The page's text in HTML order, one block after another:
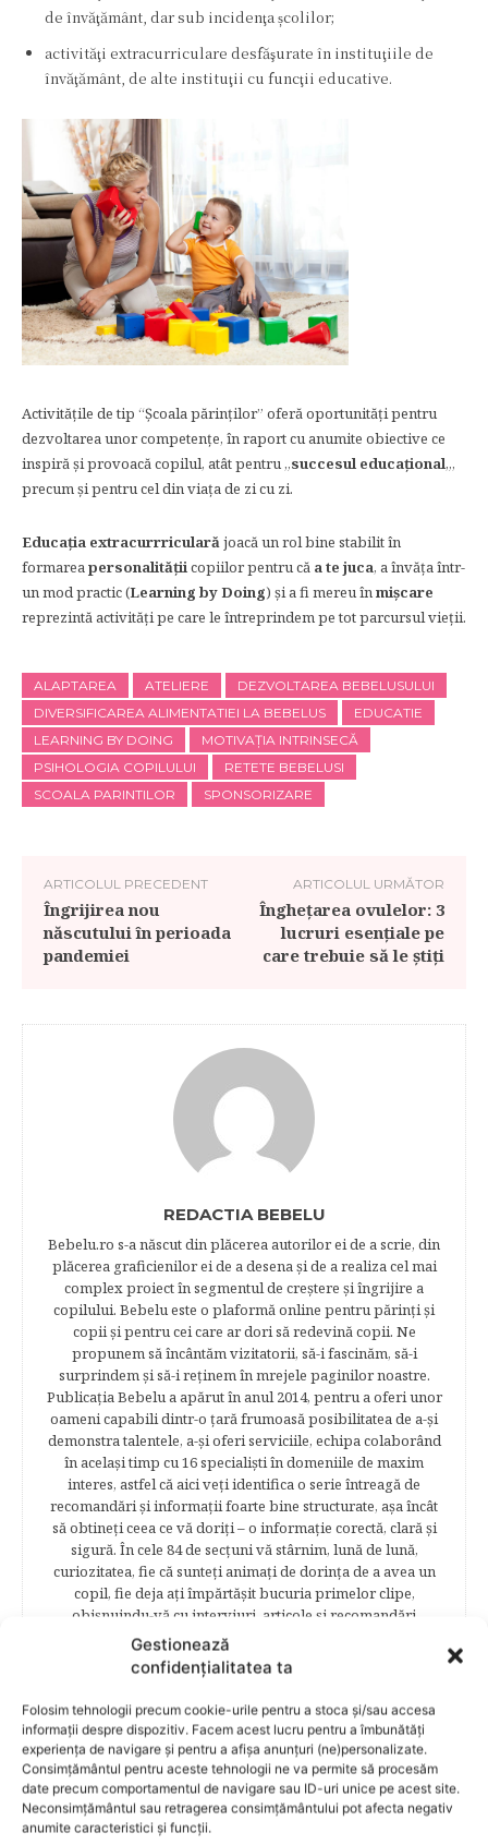
Gestionează
confidențialitatea ta
Folosim tehnologii precum cookie-urile pentru a stoca și/sau accesa
informații despre dispozitiv. Facem acest lucru pentru a îmbunătăți
experiența de navigare și pentru a afișa anunțuri (ne)personalizate.
Consimțământul pentru aceste tehnologii ne va permite să procesăm
date precum comportamentul de navigare sau ID-uri unice pe acest site.
Neconsimțământul sau retragerea consimțământului pot afecta negativ
anumite caracteristici și funcții.
de învăţământ, dar sub incidenţa școlilor;
activităţi extracurriculare desfăşurate în instituţiile de
învăţământ, de alte instituţii cu funcţii educative.
Activităţile de tip “Școala părinților” oferă oportunităţi pentru
dezvoltarea unor competenţe, în raport cu anumite obiective ce
inspiră şi provoacă copilul, atât pentru „succesul educaţional„,
precum şi pentru cel din viaţa de zi cu zi.
Educaţia extracurrricularăjoacă un rol bine stabilit în
formareapersonalităţiicopiilor pentru că a te juca, a învăța într-
un mod practic (Learning by Doing) și a fi mereu înmişcare
reprezintă activităţi pe care le întreprindem pe tot parcursul vieții.
ALAPTAREA ATELIERE
DEZVOLTAREA BEBELUSULUI
DIVERSIFICAREA ALIMENTATIEI LA BEBELUS
EDUCATIE
LEARNING BY DOING
MOTIVAȚIA INTRINSECĂ
PSIHOLOGIA COPILULUI
RETETE BEBELUSI
SCOALA PARINTILOR
SPONSORIZARE
ARTICOLUL PRECEDENT
Îngrijirea nou
născutului în perioada
pandemiei
ARTICOLUL URMĂTOR
Înghețarea ovulelor: 3
lucruri esențiale pe
care trebuie să le știți
REDACTIA BEBELU
Bebelu.ro s-a născut din plăcerea autorilor ei de a scrie, din
plăcerea graficienilor ei de a desena şi de a realiza cel mai
complex proiect în segmentul de creştere şi îngrijire a
copilului. Bebelu este o plaformă online pentru părinţi şi
copii şi pentru cei care ar dori să redevină copii. Ne
propunem să încântăm vizitatorii, să-i fascinăm, să-i
surprindem şi să-i reţinem în mrejele paginilor noastre.​
Publicația Bebelu a apărut în anul 2014, pentru a oferi unor
oameni capabili dintr-o ţară frumoasă posibilitatea de a-şi
demonstra talentele, a-şi oferi serviciile, echipa colaborând
în acelaşi timp cu 16 specialişti în domeniile de maxim
interes, astfel că aici veţi identifica o serie întreagă de
recomandări şi informaţii foarte bine structurate, aşa încât
să obtineţi ceea ce vă doriţi – o informaţie corectă, clară şi
sigură. În cele 84 de secțuni vă stârnim, lună de lună,
curiozitatea, fie că sunteţi animaţi de dorinţa de a avea un
copil, fie deja aţi împărtăşit bucuria primelor clipe,
obişnuindu-vă cu interviuri, articole şi recomandări
avizate. Cititorii Bebelu.ro vor afla sfaturi, practici eficiente,
vor deveni parte a unor experienţe de viaţă trăite de
mămici, vor fi puşi la curent cu cele mai noi măsuri
legislative care să le asigure siguranţa şi stabilitatea
familiei. Cititorii se vor bucura să afle despre povestea
frumoasă de viață a unei mămici celebre – Elena Băsescu,
într-un interviu acordat în exclusivitate revistei Bebelu,vor
fi puşi în temă cu ultimele tendinţe în materie de frumuseţe,
diete şi modă parcurgând atent şi rubricile permanente
începând cu: Rubrici: PĂRINŢI CELEBRI – Cele mai